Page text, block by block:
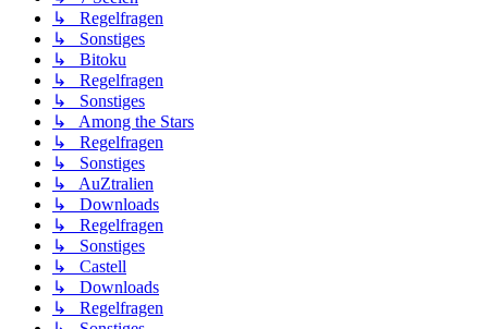
↳ Regelfragen
↳ Sonstiges
↳ Bitoku
↳ Regelfragen
↳ Sonstiges
↳ Among the Stars
↳ Regelfragen
↳ Sonstiges
↳ AuZtralien
↳ Downloads
↳ Regelfragen
↳ Sonstiges
↳ Castell
↳ Downloads
↳ Regelfragen